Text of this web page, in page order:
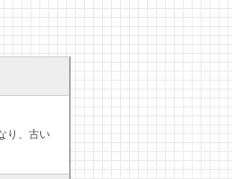
り、古い